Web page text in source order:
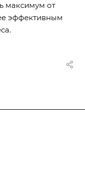
максимум от
эффективным